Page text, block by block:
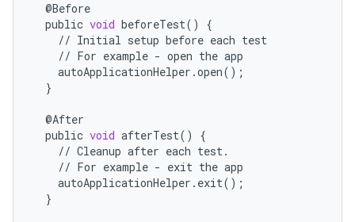
@Before
public void beforeTest()
{
// Initial setup before each test
// For example - open the app
autoApplicationHelper .open();
}
@After
public void afterTest()
{
// Cleanup after each test.
// For example - exit the app
autoApplicationHelper . exit();
}